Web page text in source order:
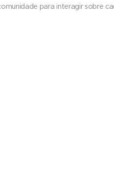
para interagir sobre